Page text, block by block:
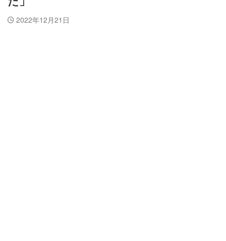
2022年12月21日